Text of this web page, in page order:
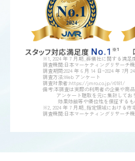
※1, 2024 年 7 月期_葬儀社に関する満足
調査機関:日本マーケティングリサーチ
調査期間:2024 年 6 月 14 日~2024 年 7月
調査方法:Web アンケート
調査対象者:https://jmro.co.jp/r0181/
備考:本調査は実際の利用者の企業や商
アンケート聴取を元に集計しており
効果効能等や優位性を保証するもの
※2, 2024 年 7 月期_指定領域における市
調査機関:日本マーケティングリサーチ